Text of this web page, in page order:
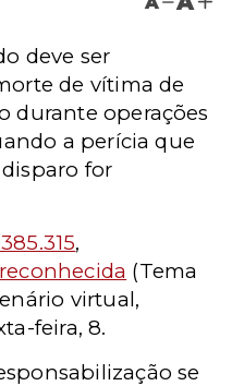
deve ser
de vítima de
durante operações
a perícia que
for
,
(Tema
virtual,
feira, 8.
se